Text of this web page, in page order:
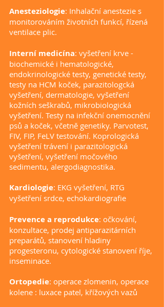
Anesteziologie: Inhalační anestezie s
monitorováním životních funkcí, řízená
ventilace plic.
Interní medicína: vyšetření krve -
biochemické i hematologické,
endokrinologické testy, genetické testy,
testy na HCM koček, parazitologcká
vyšetření, dermatologie, vyšetření
kožních seškrabů, mikrobiologická
vyšetření. Testy na infekční onemocnění
psů a koček, včetně genetiky. Parvotest,
FIV, FIP, FeLV testování. Koprologická
vyšetření trávení i parazitologická
vyšetření, vyšetření močového
sedimentu, alergodiagnostika.
Kardiologie: EKG vyšetření, RTG
vyšetření srdce, echokardiografie
Prevence a reprodukce: očkování,
konzultace, prodej antiparazitárních
preparátů, stanovení hladiny
progesteronu, cytologické stanovení říje,
inseminace.
Ortopedie: operace zlomenin, operace
kolene : luxace patel, křížových vazů